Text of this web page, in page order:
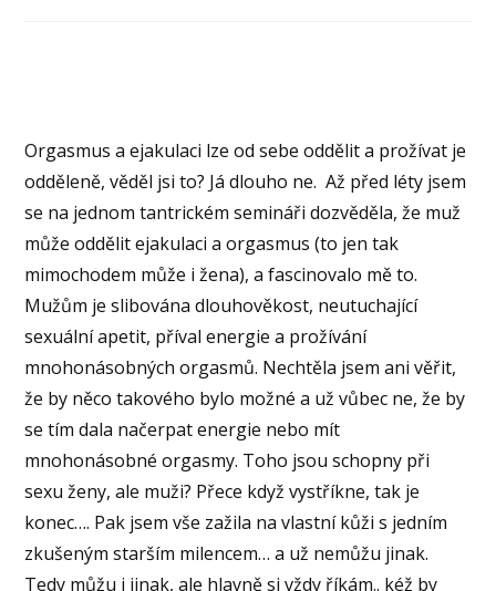
Orgasmus a ejakulaci lze od sebe oddělit a prožívat je
odděleně, věděl jsi to? Já dlouho ne. Až před léty jsem
se na jednom tantrickém semináři dozvěděla, že muž
může oddělit ejakulaci a orgasmus (to jen tak
mimochodem může i žena), a fascinovalo mě to.
Mužům je slibována dlouhověkost, neutuchající
sexuální apetit, příval energie a prožívání
mnohonásobných orgasmů. Nechtěla jsem ani věřit,
že by něco takového bylo možné a už vůbec ne, že by
se tím dala načerpat energie nebo mít
mnohonásobné orgasmy. Toho jsou schopny při
sexu ženy, ale muži? Přece když vystříkne, tak je
konec…. Pak jsem vše zažila na vlastní kůži s jedním
zkušeným starším milencem… a už nemůžu jinak.
Tedy můžu i jinak, ale hlavně si vždy říkám.. kéž by